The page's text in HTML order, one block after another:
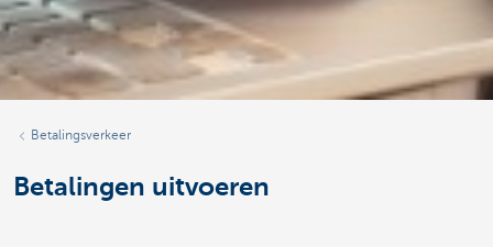
Betalingsverkeer
Betalingen uitvoeren